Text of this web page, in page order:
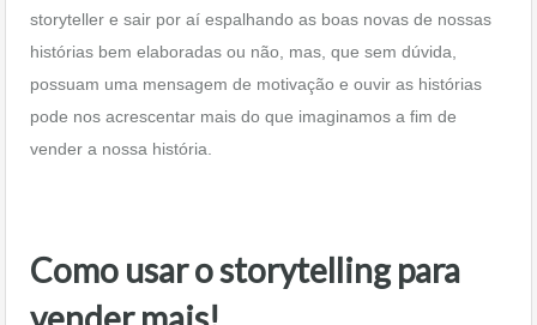
storyteller e sair por aí espalhando as boas novas de nossas
histórias bem elaboradas ou não, mas, que sem dúvida,
possuam uma mensagem de motivação e ouvir as histórias
pode nos acrescentar mais do que imaginamos a fim de
vender a nossa história.
Como usar o storytelling para